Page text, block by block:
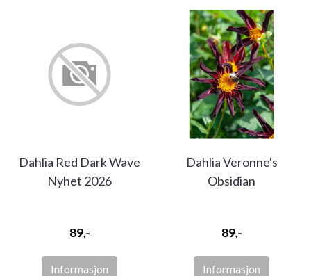
Dahlia Red Dark Wave
Nyhet 2026
89,-
Informasjon
Dahlia Veronne's
Obsidian
89,-
Informasjon